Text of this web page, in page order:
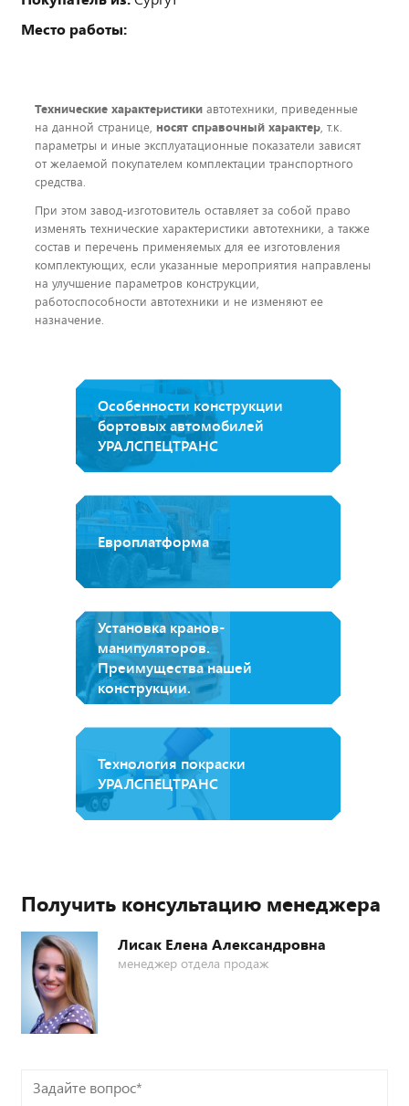
Место работы:
Технические характеристики автотехники, приведенные
на данной странице, носят справочный характер, т.к.
параметры и иные эксплуатационные показатели зависят
от желаемой покупателем комплектации транспортного
средства.
При этом завод-изготовитель оставляет за собой право
изменять технические характеристики автотехники, а также
состав и перечень применяемых для ее изготовления
комплектующих, если указанные мероприятия направлены
на улучшение параметров конструкции,
работоспособности автотехники и не изменяют ее
назначение.
Особенности конструкции
бортовых автомобилей
УРАЛСПЕЦТРАНС
Европлатформа
Установка кранов-
манипуляторов.
Преимущества нашей
конструкции.
Технология покраски
УРАЛСПЕЦТРАНС
Получить консультацию менеджера
Лисак Елена Александровна
менеджер отдела продаж
Задайте